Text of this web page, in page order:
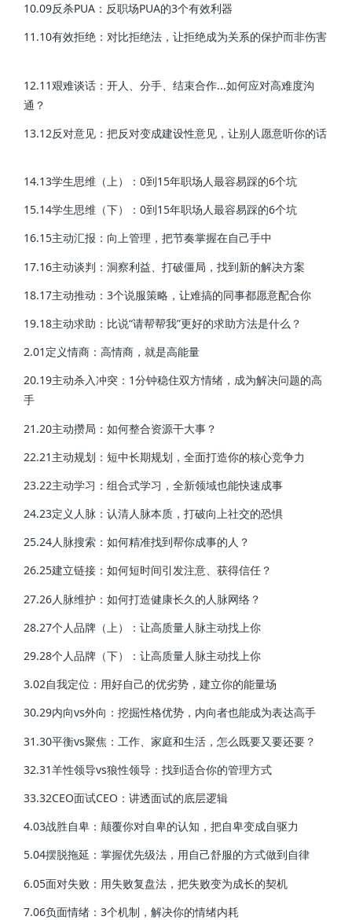
10.09反杀PUA：反职场PUA的3个有效利器
11.10有效拒绝：对比拒绝法，让拒绝成为关系的保护而非伤害
12.11艰难谈话：开人、分手、结束合作...如何应对高难度沟
通？
13.12反对意见：把反对变成建设性意见，让别人愿意听你的话
14.13学生思维（上）：0到15年职场人最容易踩的6个坑
15.14学生思维（下）：0到15年职场人最容易踩的6个坑
16.15主动汇报：向上管理，把节奏掌握在自己手中
17.16主动谈判：洞察利益、打破僵局，找到新的解决方案
18.17主动推动：3个说服策略，让难搞的同事都愿意配合你
19.18主动求助：比说“请帮帮我”更好的求助方法是什么？
2.01定义情商：高情商，就是高能量
20.19主动杀入冲突：1分钟稳住双方情绪，成为解决问题的高
手
21.20主动攒局：如何整合资源干大事？
22.21主动规划：短中长期规划，全面打造你的核心竞争力
23.22主动学习：组合式学习，全新领域也能快速成事
24.23定义人脉：认清人脉本质，打破向上社交的恐惧
25.24人脉搜索：如何精准找到帮你成事的人？
26.25建立链接：如何短时间引发注意、获得信任？
27.26人脉维护：如何打造健康长久的人脉网络？
28.27个人品牌（上）：让高质量人脉主动找上你
29.28个人品牌（下）：让高质量人脉主动找上你
3.02自我定位：用好自己的优劣势，建立你的能量场
30.29内向vs外向：挖掘性格优势，内向者也能成为表达高手
31.30平衡vs聚焦：工作、家庭和生活，怎么既要又要还要？
32.31羊性领导vs狼性领导：找到适合你的管理方式
33.32CEO面试CEO：讲透面试的底层逻辑
4.03战胜自卑：颠覆你对自卑的认知，把自卑变成自驱力
5.04摆脱拖延：掌握优先级法，用自己舒服的方式做到自律
6.05面对失败：用失败复盘法，把失败变为成长的契机
7.06负面情绪：3个机制，解决你的情绪内耗